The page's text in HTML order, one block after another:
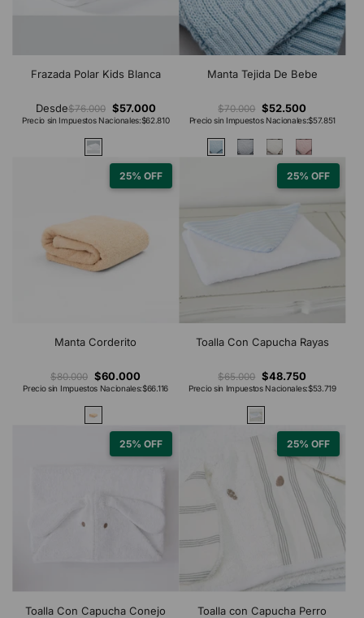
Frazada Polar Kids Blanca
Desde$76.000 $57.000
Precio sin Impuestos Nacionales:$62.810
Manta Tejida De Bebe
$70.000 $52.500
Precio sin Impuestos Nacionales:$57.851
25% OFF
Manta Corderito
$80.000 $60.000
Precio sin Impuestos Nacionales:$66.116
25% OFF
Toalla Con Capucha Rayas
$65.000 $48.750
Precio sin Impuestos Nacionales:$53.719
25% OFF
Toalla Con Capucha Conejo
25% OFF
Toalla con Capucha Perro